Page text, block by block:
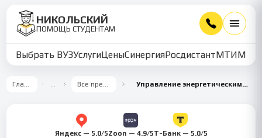
НИКОЛЬСКИЙ
ПОМОЩЬ СТУДЕНТАМ
Выбрать ВУЗУслугиЦеныСинергияРосдистантМТИММУ
Главная … Все предметы Управление энергетическими ресурсами
Яндекс — 5.0/5Zoon — 4.9/5Т-Банк — 5.0/5